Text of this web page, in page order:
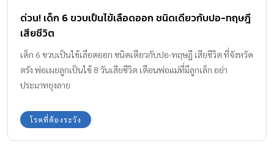
ด่วน! เด็ก 6 ขวบเป็นไข้เลือดออก ชนิดเดียวกับปอ-ทฤษฎี
เสียชีวิต
เด็ก 6 ขวบเป็นไข้เลือดออก ชนิดเดียวกับปอ-ทฤษฎี เสียชีวิต ที่จังหวัด
ตรัง พ่อเผยลูกเป็นไข้ 8 วันเสียชีวิต เตือนพ่อแม่ที่มีลูกเล็ก อย่า
ประมาทยุงลาย
โรคที่ต้องระวัง